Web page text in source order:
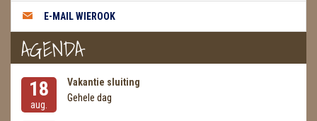
READING EN PERSOONLIJK ADVIES
SCHEDELS / SKULLS
E-MAIL WIEROOK
AGENDA
18
aug.
Vakantie sluiting
Gehele dag